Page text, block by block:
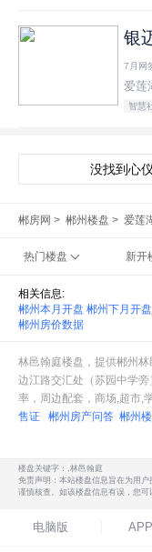
银
7月网
爱莲
智慧
没找到心
郴房网 > 郴州楼盘 > 爱莲
热门楼盘 新开
相关信息:
郴州本月开盘 郴州下月开盘
郴州房价数据
林邑翰庭楼盘，提供郴州
边江路交汇处（苏园中学
率，周边配套，商场,超市,
售证
郴州房产问答 郴州
楼盘关键字：,林邑翰庭
免责声明：本站楼盘信息旨在为用
谨慎核查。如该楼盘信息有误，您可
电脑版